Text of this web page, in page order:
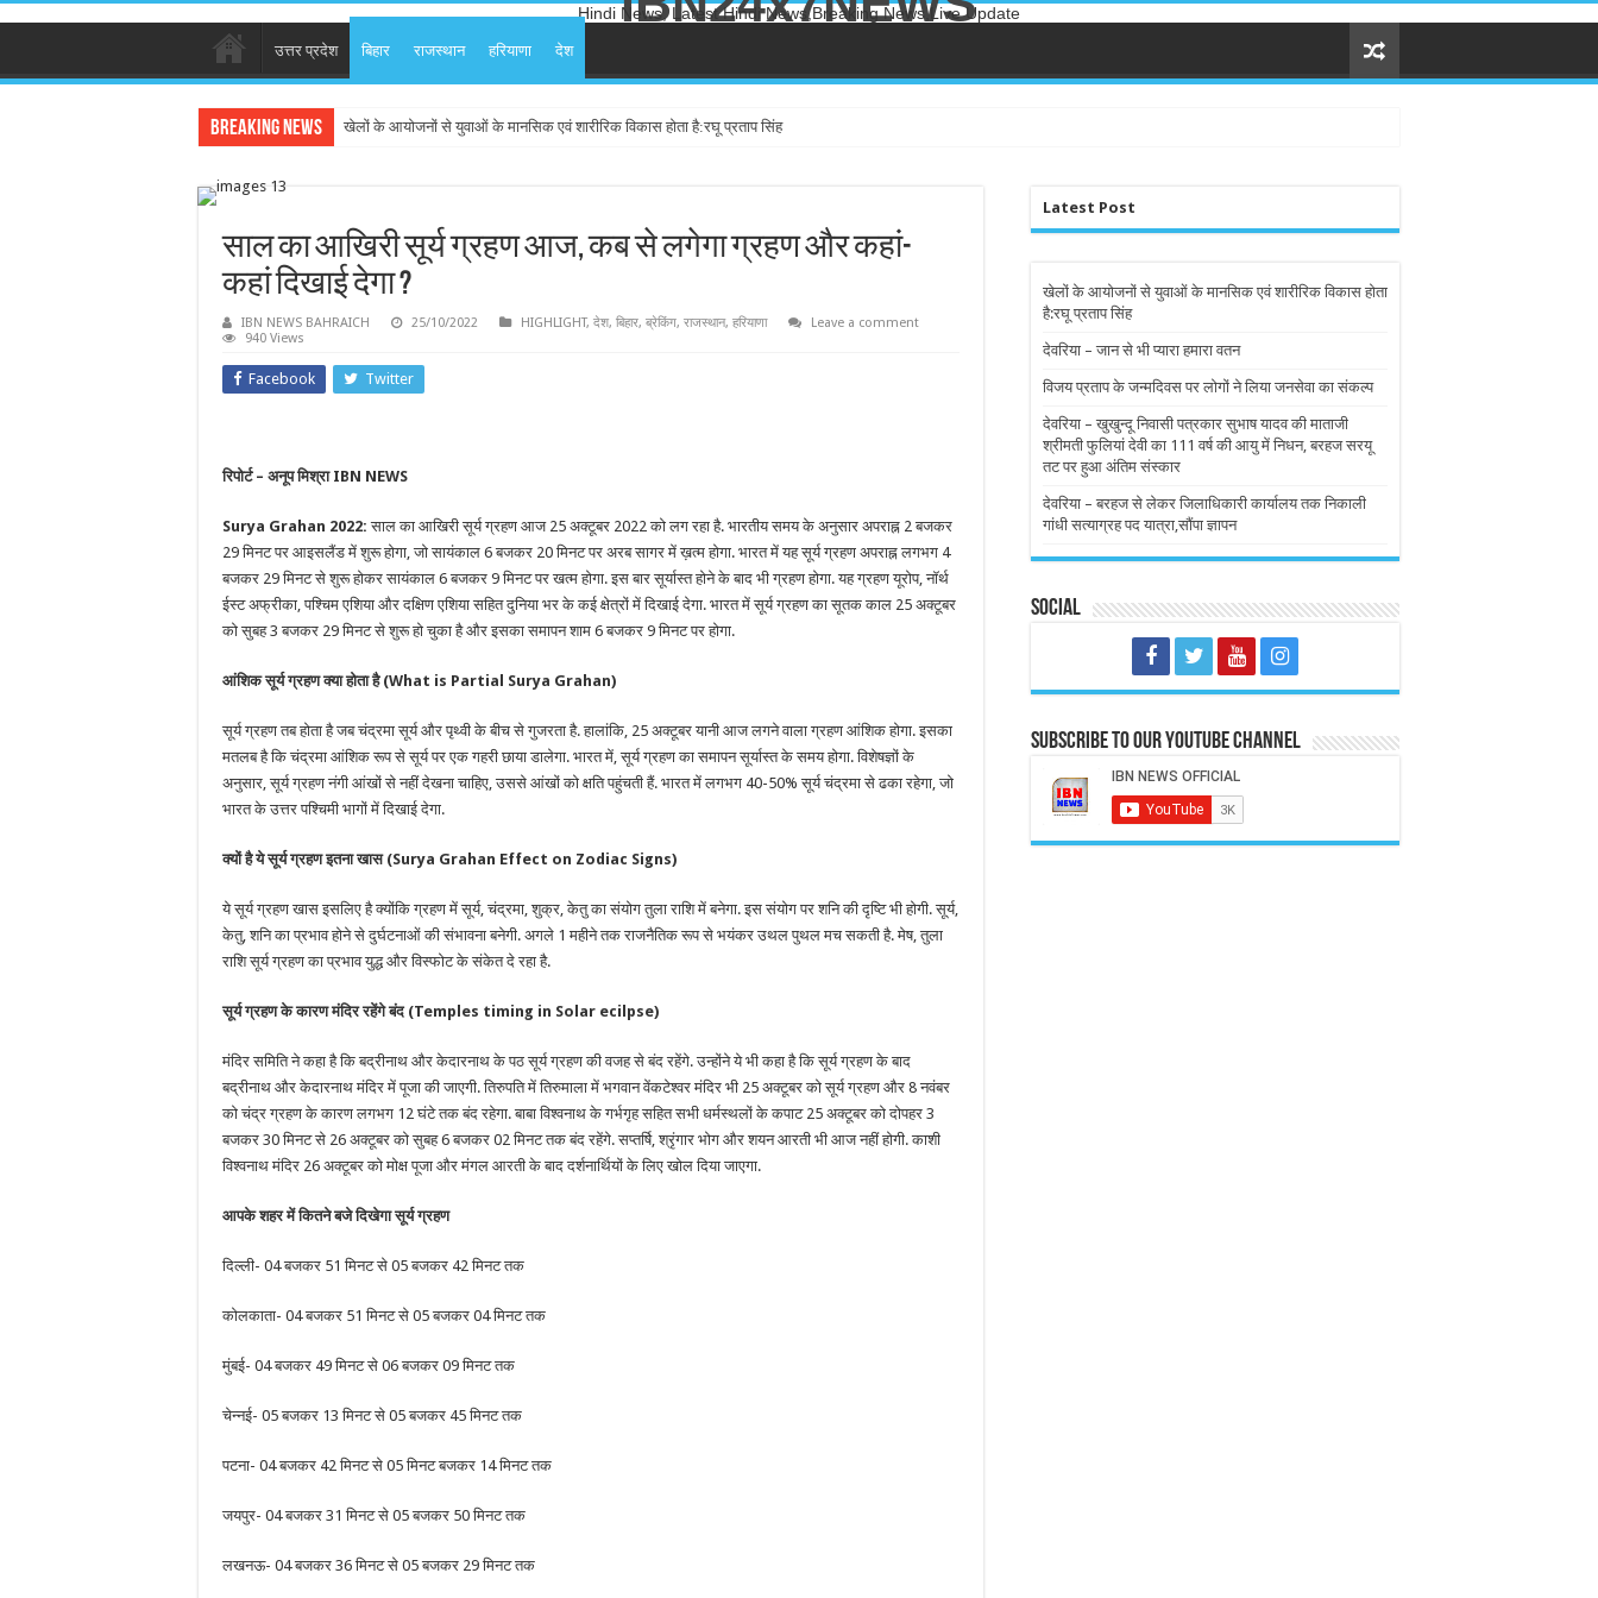
Hindi News, Latest Hindi News,Breaking News,Live Update
उत्तर प्रदेश बिहार राजस्थान हरियाणा देश
Breaking News खेलों के आयोजनों से युवाओं के मानसिक एवं शारीरिक विकास होता है:रघू प्रताप सिंह
साल का आखिरी सूर्य ग्रहण आज, कब से लगेगा ग्रहण और कहां-
कहां दिखाई देगा ?
IBN NEWS BAHRAICH 25/10/2022 HIGHLIGHT, देश, बिहार, ब्रेकिंग, राजस्थान, हरियाणा
Leave a comment
940 Views
Facebook Twitter
रिपोर्ट – अनूप मिश्रा IBN NEWS
Surya Grahan 2022: साल का आखिरी सूर्य ग्रहण आज 25 अक्टूबर 2022 को लग रहा है. भारतीय समय के अनुसार अपराह्न 2 बजकर
29 मिनट पर आइसलैंड में शुरू होगा, जो सायंकाल 6 बजकर 20 मिनट पर अरब सागर में ख़त्म होगा. भारत में यह सूर्य ग्रहण अपराह्न लगभग 4
बजकर 29 मिनट से शुरू होकर सायंकाल 6 बजकर 9 मिनट पर खत्म होगा. इस बार सूर्यास्त होने के बाद भी ग्रहण होगा. यह ग्रहण यूरोप, नॉर्थ
ईस्ट अफ्रीका, पश्चिम एशिया और दक्षिण एशिया सहित दुनिया भर के कई क्षेत्रों में दिखाई देगा. भारत में सूर्य ग्रहण का सूतक काल 25 अक्टूबर
को सुबह 3 बजकर 29 मिनट से शुरू हो चुका है और इसका समापन शाम 6 बजकर 9 मिनट पर होगा.
आंशिक सूर्य ग्रहण क्या होता है (What is Partial Surya Grahan)
सूर्य ग्रहण तब होता है जब चंद्रमा सूर्य और पृथ्वी के बीच से गुजरता है. हालांकि, 25 अक्टूबर यानी आज लगने वाला ग्रहण आंशिक होगा. इसका
मतलब है कि चंद्रमा आंशिक रूप से सूर्य पर एक गहरी छाया डालेगा. भारत में, सूर्य ग्रहण का समापन सूर्यास्त के समय होगा. विशेषज्ञों के
अनुसार, सूर्य ग्रहण नंगी आंखों से नहीं देखना चाहिए, उससे आंखों को क्षति पहुंचती हैं. भारत में लगभग 40-50% सूर्य चंद्रमा से ढका रहेगा, जो
भारत के उत्तर पश्चिमी भागों में दिखाई देगा.
क्यों है ये सूर्य ग्रहण इतना खास (Surya Grahan Effect on Zodiac Signs)
ये सूर्य ग्रहण खास इसलिए है क्योंकि ग्रहण में सूर्य, चंद्रमा, शुक्र, केतु का संयोग तुला राशि में बनेगा. इस संयोग पर शनि की दृष्टि भी होगी. सूर्य,
केतु, शनि का प्रभाव होने से दुर्घटनाओं की संभावना बनेगी. अगले 1 महीने तक राजनैतिक रूप से भयंकर उथल पुथल मच सकती है. मेष, तुला
राशि सूर्य ग्रहण का प्रभाव युद्ध और विस्फोट के संकेत दे रहा है.
सूर्य ग्रहण के कारण मंदिर रहेंगे बंद (Temples timing in Solar ecilpse)
मंदिर समिति ने कहा है कि बद्रीनाथ और केदारनाथ के पठ सूर्य ग्रहण की वजह से बंद रहेंगे. उन्होंने ये भी कहा है कि सूर्य ग्रहण के बाद
बद्रीनाथ और केदारनाथ मंदिर में पूजा की जाएगी. तिरुपति में तिरुमाला में भगवान वेंकटेश्वर मंदिर भी 25 अक्टूबर को सूर्य ग्रहण और 8 नवंबर
को चंद्र ग्रहण के कारण लगभग 12 घंटे तक बंद रहेगा. बाबा विश्वनाथ के गर्भगृह सहित सभी धर्मस्थलों के कपाट 25 अक्टूबर को दोपहर 3
बजकर 30 मिनट से 26 अक्टूबर को सुबह 6 बजकर 02 मिनट तक बंद रहेंगे. सप्तर्षि, श्रृंगार भोग और शयन आरती भी आज नहीं होगी. काशी
विश्वनाथ मंदिर 26 अक्टूबर को मोक्ष पूजा और मंगल आरती के बाद दर्शनार्थियों के लिए खोल दिया जाएगा.
आपके शहर में कितने बजे दिखेगा सूर्य ग्रहण
दिल्ली- 04 बजकर 51 मिनट से 05 बजकर 42 मिनट तक
कोलकाता- 04 बजकर 51 मिनट से 05 बजकर 04 मिनट तक
मुंबई- 04 बजकर 49 मिनट से 06 बजकर 09 मिनट तक
चेन्नई- 05 बजकर 13 मिनट से 05 बजकर 45 मिनट तक
पटना- 04 बजकर 42 मिनट से 05 मिनट बजकर 14 मिनट तक
जयपुर- 04 बजकर 31 मिनट से 05 बजकर 50 मिनट तक
लखनऊ- 04 बजकर 36 मिनट से 05 बजकर 29 मिनट तक
Latest Post
खेलों के आयोजनों से युवाओं के मानसिक एवं शारीरिक विकास होता
है:रघू प्रताप सिंह
देवरिया – जान से भी प्यारा हमारा वतन
विजय प्रताप के जन्मदिवस पर लोगों ने लिया जनसेवा का संकल्प
देवरिया – खुखुन्दू निवासी पत्रकार सुभाष यादव की माताजी
श्रीमती फुलियां देवी का 111 वर्ष की आयु में निधन, बरहज सरयू
तट पर हुआ अंतिम संस्कार
देवरिया – बरहज से लेकर जिलाधिकारी कार्यालय तक निकाली
गांधी सत्याग्रह पद यात्रा,सौंपा ज्ञापन
Social
Subscribe to our Youtube Channel